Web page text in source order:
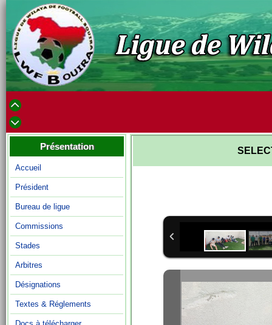
Présentation
Accueil
Président
Bureau de ligue
Commissions
Stades
Arbitres
Désignations
Textes & Réglements